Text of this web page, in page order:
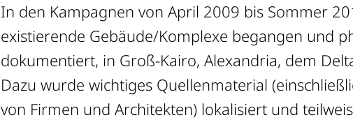
In den Kampagnen von April 2009 bis Sommer
existierende Gebäude/Komplexe begangen und
dokumentiert, in Groß-Kairo, Alexandria, dem
Dazu wurde wichtiges Quellenmaterial
von Firmen und Architekten) lokalisiert und